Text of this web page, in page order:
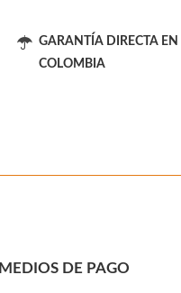
GARANTÍA DIRECTA EN
COLOMBIA
MEDIOS DE PAGO